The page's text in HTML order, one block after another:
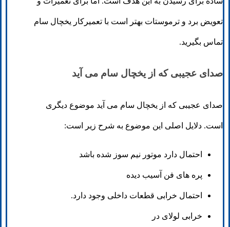
تعویض برد و ترموستات بهتر است با تعمیرکار یخچال سام
تماس بگیرید.
صدای عجیبی که از یخچال سام می آید
صدای عجیبی که از یخچال سام می آید موضوع دیگری
است. دلایل اصلی این موضوع به شرح زیر است:
احتمال دارد موتور نیم سوز شده باشد
پره های فن آسیب دیده
احتمال خرابی قطعات داخلی وجود دارد.
خرابی لولای در